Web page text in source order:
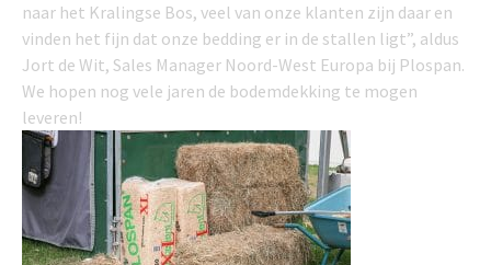
naar het Kralingse Bos, veel van onze klanten zijn daar en
vinden het fijn dat onze bedding er in de stallen ligt”, aldus
Jort de Wit, Sales Manager Noord-West Europa bij Plospan.
We hopen nog vele jaren de bodemdekking te mogen
leveren!